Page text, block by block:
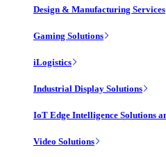
Design & Manufacturing Services
Gaming Solutions
iLogistics
Industrial Display Solutions
IoT Edge Intelligence Solutions
Video Solutions